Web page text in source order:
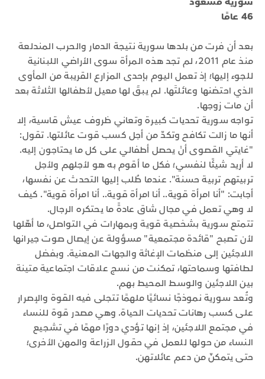
46 عامًا
بعد أن فرت من بلدها سورية نتيجة الدمار والحرب المندلعة
منذ عام 2011، لم تجد هذه المرأة سوى الأراضي اللبنانية
للجوء إليها؛ إذ تعمل اليوم بإحدى المزارع القريبة من المأوى
الذي احتضنها وعائلتَها. لم يبقَ لها معيل لأطفالها الثلاثة بعد
أن مات زوجها.
تواجه سورية تحديات كبيرة وتعاني ظروف عيش قاسية، إلا
أنها ما زالت تكافح وتكدّ من أجل كسب قوت عائلتها. تقول:
"غايتي القصوى أنْ يحصل أطفالي على كل ما يحتاجون إليه.
لا أريد شيئًا لنفسي؛ فكل ما أقوم به هو لأجلهم ولأجل
تربيتهم تربية حسنة". عندما طُلب إليها التحدث عن نفسها،
أجابت: "أنا امرأة قوية.. أنا امرأة قوية.. أنا امرأة قوية". كيف
لا وهي تعمل في مجال شاق عادةً ما يحتكره الرجال.
تتمتع سورية بشخصية قوية وبمهارات في التواصل، ما أهّلها
لأن تصبح "قائدة مجتمعية" مسؤولة عن إيصال صوت جيرانها
اللاجئين إلى منظمات الإغاثة والجهات المعنية. وبفضل
لطافتها وسماحتها، تمكنت من نسج علاقات اجتماعية متينة
بين اللاجئين والوسط المحيط بهم.
وتُعد سورية نموذجًا نسائيًا ملهمًا تتجلى فيه القوة والإصرار
على كسب رهانات تحديات الحياة. وهي مصدر قوة للنساء
في مجتمع اللاجئين، إذ إنها تؤدي دورًا مهمًا في تشجيع
النساء من حولها للعمل في حقول الزراعة والمهن الأخرى؛
حتى يتمكنّ من دعم عائلاتهن.